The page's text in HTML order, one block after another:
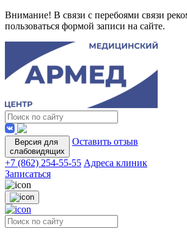
Внимание! В связи с перебоями связи
пользоваться формой записи на сайте.
Версия для
слабовидящих
Оставить отзыв
+7 (862) 254-55-55 Адреса клиник
Записаться